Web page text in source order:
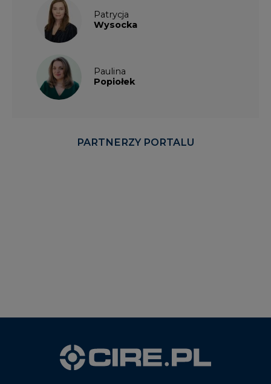
Patrycja
Wysocka
Paulina
Popiołek
PARTNERZY PORTALU